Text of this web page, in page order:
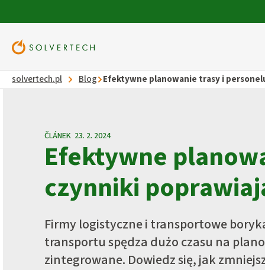
Tasha
Aplikacja do planowania wysyłek
dla dyspozytorów.
Aplikacja
solvertech.pl Blog Efektywne planowanie trasy i
ČLÁNEK 23. 2. 2024
Efektywne
czynniki
Firmy logistyczne i transportowe
transportu spędza dużo czasu na
zintegrowane. Dowiedz się, jak